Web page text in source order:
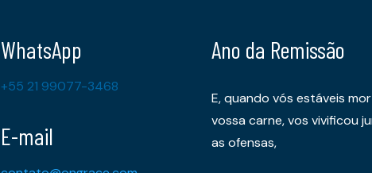
WhatsApp
+55 21 99077-3468
E-mail
Ano da Remissão
E, quando vós estáveis
vossa carne, vos vivificou
as ofensas,